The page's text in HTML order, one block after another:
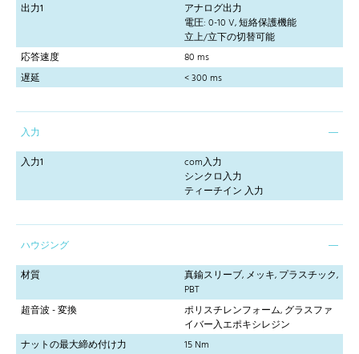
出力1
アナログ出力
電圧: 0-10 V, 短絡保護機能
立上/立下の切替可能
応答速度
80 ms
遅延
< 300 ms
入力
入力1
com入力
シンクロ入力
ティーチイン 入力
ハウジング
材質
真鍮スリーブ, メッキ, プラスチック,
PBT
超音波 - 変換
ポリスチレンフォーム, グラスファ
イバー入エポキシレジン
ナットの最大締め付け力
15 Nm